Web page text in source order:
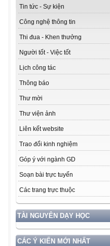
Tin tức - Sự kiện
Công nghệ thông tin
Thi đua - Khen thưởng
Người tốt - Việc tốt
Lịch công tác
Thông báo
Thư mời
Thư viện ảnh
Liên kết website
Trao đổi kinh nghiệm
Góp ý với ngành GD
Soạn bài trực tuyến
Các trang trực thuộc
TÀI NGUYÊN DẠY HỌC
CÁC Ý KIẾN MỚI NHẤT